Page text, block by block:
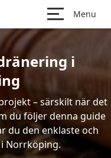
Menu
i
– särskilt när det
du följer denna guide
du den enklaste och
Norrköping.